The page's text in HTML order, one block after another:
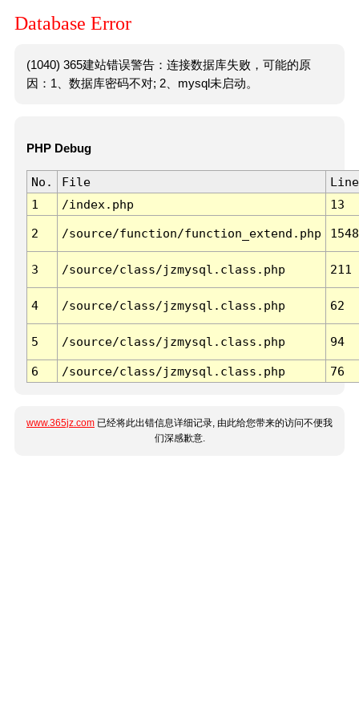
Database Error
(1040) 365建站错误警告：连接数据库失败，可能的原
因：1、数据库密码不对; 2、mysql未启动。
PHP Debug
No. File
Line
1
/index.php 13
2 /source/function/function_extend.php 1548
3 /source/class/jzmysql.class.php 211
4 /source/class/jzmysql.class.php 62
5 /source/class/jzmysql.class.php 94
6 /source/class/jzmysql.class.php 76
www.365jz.com 已经将此出错信息详细记录, 由此给您带来的访问不便我
们深感歉意.